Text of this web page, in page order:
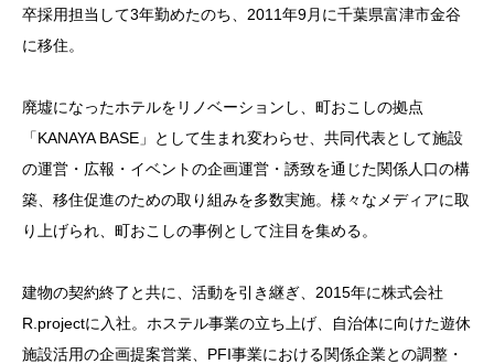
卒採用担当して3年勤めたのち、2011年9月に千葉県富津市金谷
に移住。
廃墟になったホテルをリノベーションし、町おこしの拠点
「KANAYA BASE」として生まれ変わらせ、共同代表として施設
の運営・広報・イベントの企画運営・誘致を通じた関係人口の構
築、移住促進のための取り組みを多数実施。様々なメディアに取
り上げられ、町おこしの事例として注目を集める。
建物の契約終了と共に、活動を引き継ぎ、2015年に株式会社
R.projectに入社。ホステル事業の立ち上げ、自治体に向けた遊休
施設活用の企画提案営業、PFI事業における関係企業との調整・